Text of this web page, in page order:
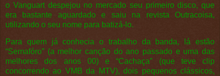
o Vanguart despejou no mercado seu primeiro disco, que
era bastante aguardado e saiu na revista Outracoisa,
utilizando o seu nome para batizá-lo.
Para quem já conhecia o trabalho da banda, lá estão
“Semafóro” (a melhor canção do ano passado e uma das
melhores dos anos 00) e “Cachaça” (que teve clip
concorrendo ao VMB da MTV), dois pequenos clássicos,